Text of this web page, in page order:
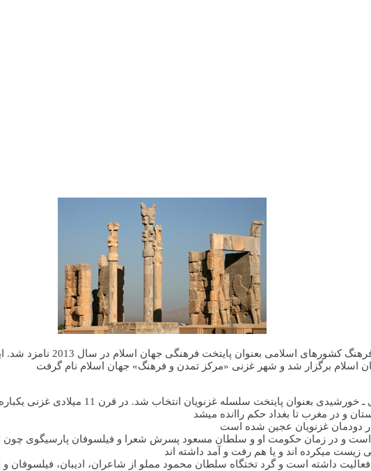
اسلام برگزار شد و شهر غزنی «مرکز تمدن و فرهنگ» جهان اسلام نام گرفت
شهر غزنی زمانی شهرت جهانی یافت که در
و در مغرب تا بغداد حکم راانده میشد
دودمان غزنویان عجین شده است
و در زمان حکومت او و سلطان مسعود پسرش شعرا و فیلسوفان پارسیگوی چون
میکرده اند و یا هم رفت و آمد داشته اند
داشته است و گرد تختگاه سلطان محمود مملو از شاعران، ادیبان، فیلسوفان